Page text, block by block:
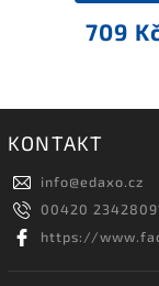
709
KONTAKT
info@edaxo.cz
00420
https://